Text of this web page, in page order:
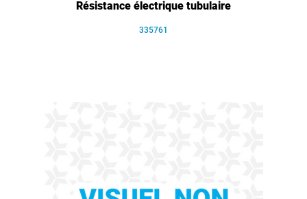
Résistance électrique tubulaire
335761